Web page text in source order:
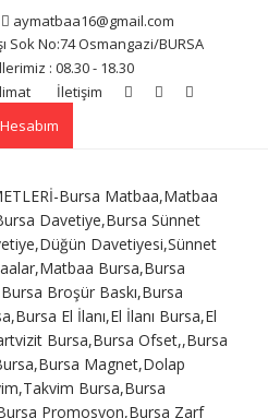
aymatbaa16@gmail.com
Sok No:74 Osmangazi/BURSA
: 08.30 - 18.30
İletişim
Hesabım